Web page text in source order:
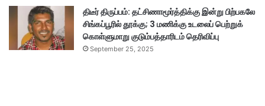
திடீர் திருப்பம்: தட்சிணாமூர்த்திக்கு இன்று பிற்பகலே
சிங்கப்பூரில் தூக்கு; 3 மணிக்கு உடலைப் பெற்றுக்
கொள்ளுமாறு குடும்பத்தாரிடம் தெரிவிப்பு
September 25, 2025